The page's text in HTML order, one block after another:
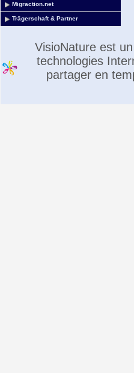
Migraction.net
Trägerschaft & Partner
VisioNature est
technologies
partager en